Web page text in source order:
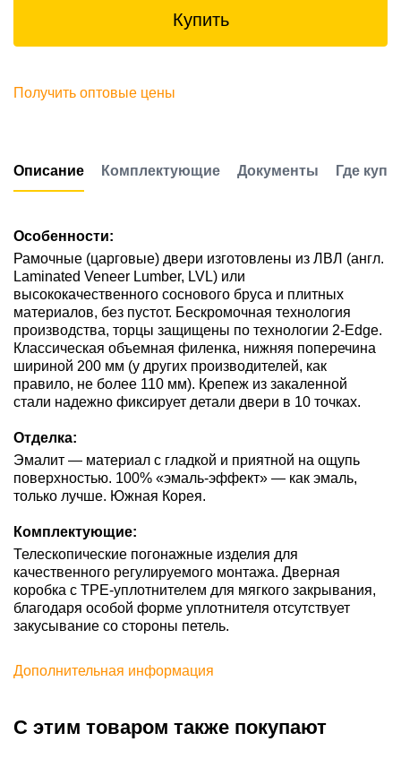
Купить
Получить оптовые цены
Описание Комплектующие Документы Где
Особенности:
Рамочные (царговые) двери изготовлены из ЛВЛ (англ.
Laminated Veneer Lumber, LVL) или
высококачественного соснового бруса и плитных
материалов, без пустот. Бескромочная технология
производства, торцы защищены по технологии 2-Edge.
Классическая объемная филенка, нижняя поперечина
шириной 200 мм (у других производителей, как
правило, не более 110 мм). Крепеж из закаленной
стали надежно фиксирует детали двери в 10 точках.
Отделка:
Эмалит — материал с гладкой и приятной на ощупь
поверхностью. 100% «эмаль-эффект» — как эмаль,
только лучше. Южная Корея.
Комплектующие:
Телескопические погонажные изделия для
качественного регулируемого монтажа. Дверная
коробка с TPE-уплотнителем для мягкого закрывания,
благодаря особой форме уплотнителя отсутствует
закусывание со стороны петель.
Дополнительная информация
С этим товаром также покупают